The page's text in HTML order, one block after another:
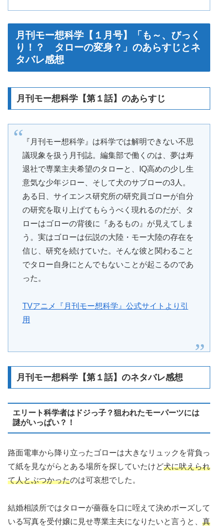
月刊モー想科学【１月号】「も～、びっく
り！？ タローの変身？」のあらすじとネ
タバレ感想
月刊モー想科学【第１話】のあらすじ
『月刊モー想科学』は科学では解明できない不思
議現象を扱う月刊誌。編集部で働くのは、夢は寿
退社で専業主夫希望のタローと、IQ高めの少し生
意気な少年ジロー、そして犬のサブローの3人。
ある日、サイエンス研究所の研究員ゴローが自分
の研究を取り上げてもらうべく現れるのだが、タ
ローはゴローの背後に『あるもの』が見えてしま
う。実はゴローは伝説の大陸・モー大陸の存在を
信じ、研究を続けていた。そんな彼と関わること
でタロー自身にとんでもないことが起こるのであ
った。
TVアニメ『月刊モー想科学』公式サイトより引
用
月刊モー想科学【第１話】のネタバレ感想
エリート科学者はドジっ子？狙われたモーパーツには
謎がいっぱい？！
路面電車から降り立ったゴローは大きなリュックを背負っ
て紙を見ながらとある場所を探していたけど犬に吠えられ
て人とぶつかったのは可哀想でした。
結婚相談所ではタローが薔薇を口に咥えて決めポーズして
いる写真を受付嬢に見せ専業主夫になりたいと言うと、 真